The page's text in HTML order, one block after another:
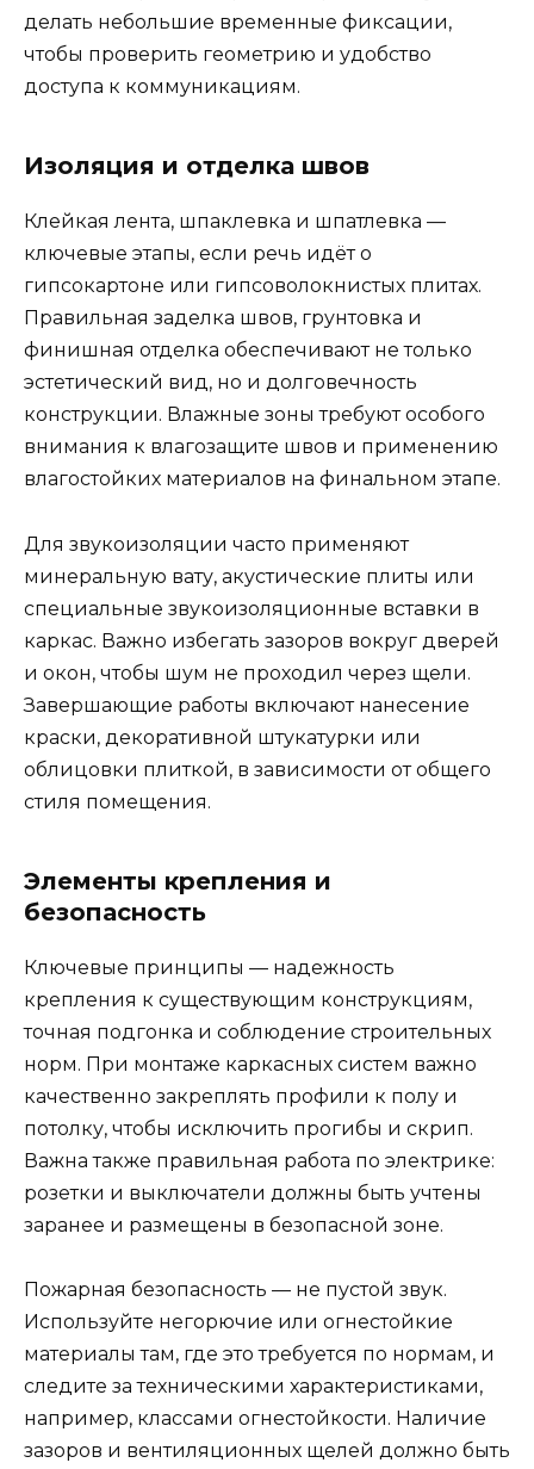
делать небольшие временные фиксации,
чтобы проверить геометрию и удобство
доступа к коммуникациям.
Изоляция и отделка швов
Клейкая лента, шпаклевка и шпатлевка —
ключевые этапы, если речь идёт о
гипсокартоне или гипсоволокнистых плитах.
Правильная заделка швов, грунтовка и
финишная отделка обеспечивают не только
эстетический вид, но и долговечность
конструкции. Влажные зоны требуют особого
внимания к влагозащите швов и применению
влагостойких материалов на финальном этапе.
Для звукоизоляции часто применяют
минеральную вату, акустические плиты или
специальные звукоизоляционные вставки в
каркас. Важно избегать зазоров вокруг дверей
и окон, чтобы шум не проходил через щели.
Завершающие работы включают нанесение
краски, декоративной штукатурки или
облицовки плиткой, в зависимости от общего
стиля помещения.
Элементы крепления и
безопасность
Ключевые принципы — надежность
крепления к существующим конструкциям,
точная подгонка и соблюдение строительных
норм. При монтаже каркасных систем важно
качественно закреплять профили к полу и
потолку, чтобы исключить прогибы и скрип.
Важна также правильная работа по электрике:
розетки и выключатели должны быть учтены
заранее и размещены в безопасной зоне.
Пожарная безопасность — не пустой звук.
Используйте негорючие или огнестойкие
материалы там, где это требуется по нормам, и
следите за техническими характеристиками,
например, классами огнестойкости. Наличие
зазоров и вентиляционных щелей должно быть